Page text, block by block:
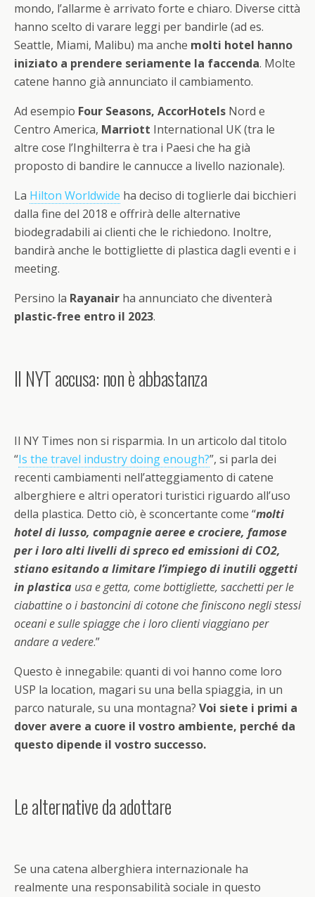
mondo, l’allarme è arrivato forte e chiaro. Diverse città
hanno scelto di varare leggi per bandirle (ad es.
Seattle, Miami, Malibu) ma anche molti hotel hanno
iniziato a prendere seriamente la faccenda. Molte
catene hanno già annunciato il cambiamento.
Ad esempio Four Seasons, AccorHotels Nord e
Centro America, Marriott International UK (tra le
altre cose l’Inghilterra è tra i Paesi che ha già
proposto di bandire le cannucce a livello nazionale).
La Hilton Worldwide ha deciso di toglierle dai bicchieri
dalla fine del 2018 e offrirà delle alternative
biodegradabili ai clienti che le richiedono. Inoltre,
bandirà anche le bottigliette di plastica dagli eventi e i
meeting.
Persino la Rayanair ha annunciato che diventerà
plastic-free entro il 2023.
Il NYT accusa: non è abbastanza
Il NY Times non si risparmia. In un articolo dal titolo
“Is the travel industry doing enough?”, si parla dei
recenti cambiamenti nell’atteggiamento di catene
alberghiere e altri operatori turistici riguardo all’uso
della plastica. Detto ciò, è sconcertante come “molti
hotel di lusso, compagnie aeree e crociere, famose
per i loro alti livelli di spreco ed emissioni di CO2,
stiano esitando a limitare l’impiego di inutili oggetti
in plastica usa e getta, come bottigliette, sacchetti per le
ciabattine o i bastoncini di cotone che finiscono negli stessi
oceani e sulle spiagge che i loro clienti viaggiano per
andare a vedere.”
Questo è innegabile: quanti di voi hanno come loro
USP la location, magari su una bella spiaggia, in un
parco naturale, su una montagna? Voi siete i primi a
dover avere a cuore il vostro ambiente, perché da
questo dipende il vostro successo.
Le alternative da adottare
Se una catena alberghiera internazionale ha
realmente una responsabilità sociale in questo